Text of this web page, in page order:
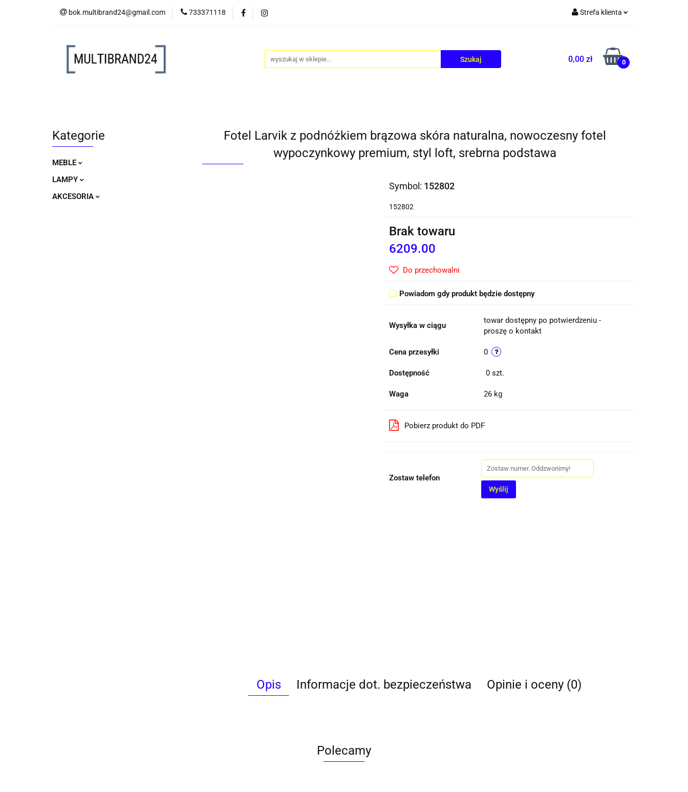
bok.multibrand24@gmail.com 733371118 Strefa klienta
Zarejestruj się
Dodaj zgłoszenie
0,00 zł 0
MEBLE LAMPY AKCESORIA
Kategorie
MEBLE
LAMPY
AKCESORIA
Fotel Larvik z podnóżkiem brązowa skóra naturalna, nowoczesny fotel
wypoczynkowy premium, styl loft, srebrna podstawa
Symbol: 152802
152802
Brak towaru
6209.00
Do przechowalni
Powiadom gdy produkt będzie dostępny
Wysyłka w ciągu
towar dostępny po potwierdzeniu -
proszę o kontakt
Cena przesyłki 0
Dostępność 0 szt.
Waga 26 kg
Pobierz produkt do PDF
Zostaw telefon
Wyślij
Opis Informacje dot. bezpieczeństwa Opinie i oceny (0)
Polecamy